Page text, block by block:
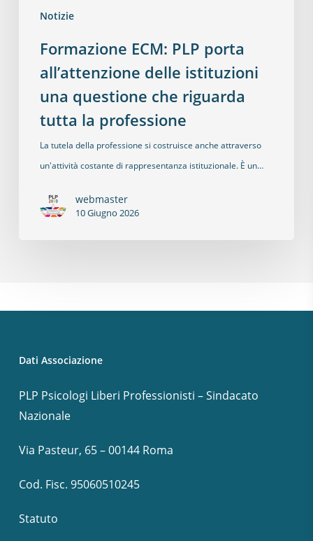
Notizie
Formazione ECM: PLP porta
all’attenzione delle istituzioni
una questione che riguarda
tutta la professione
La tutela della professione si costruisce anche attraverso
un'attività costante di rappresentanza istituzionale. È un…
webmaster
10 Giugno 2026
Dati Associazione
PLP Psicologi Liberi Professionisti – Sindacato
Nazionale
Via Pasteur, 65 – 00144 Roma
Cod. Fisc. 95060510245
Statuto